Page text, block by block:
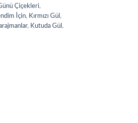
Çiçekleri,
İçin, Kırmızı Gül ,
, Kutuda Gül ,